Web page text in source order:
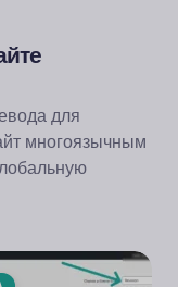
для
многоязычным